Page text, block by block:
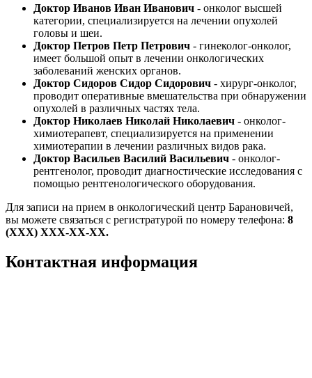
Доктор Иванов Иван Иванович - онколог высшей
категории, специализируется на лечении опухолей
головы и шеи.
Доктор Петров Петр Петрович - гинеколог-онколог,
имеет большой опыт в лечении онкологических
заболеваний женских органов.
Доктор Сидоров Сидор Сидорович - хирург-онколог,
проводит оперативные вмешательства при обнаружении
опухолей в различных частях тела.
Доктор Николаев Николай Николаевич - онколог-
химиотерапевт, специализируется на применении
химиотерапии в лечении различных видов рака.
Доктор Васильев Василий Васильевич - онколог-
рентгенолог, проводит диагностические исследования с
помощью рентгенологического оборудования.
Для записи на прием в онкологический центр Барановичей,
вы можете связаться с регистратурой по номеру телефона: 8
(XXX) XXX-XX-XX.
Контактная информация